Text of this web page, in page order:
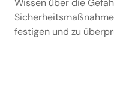
Wissen über die
festigen und zu